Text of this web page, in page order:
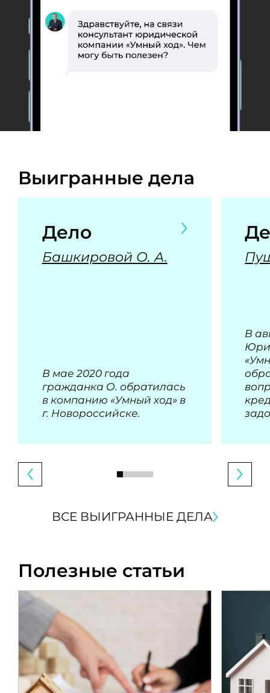
Выигранные дела
Дело
Башкировой О. А.
В мае 2020 года
гражданка О. обратилась
в компанию «Умный ход» в
г. Новороссийске.
В
ВСЕ ВЫИГРАННЫЕ ДЕЛА
Полезные статьи